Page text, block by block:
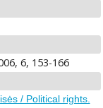
6, 153-166
/ Political rights.